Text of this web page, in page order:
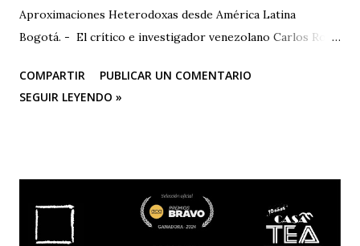
Aproximaciones Heterodoxas desde América Latina
Bogotá. - El crítico e investigador venezolano Carlos Rojas
Experimental de las Artes (UNEARTE), de Venezuela, en la
nueva edición del XIV Congreso Internacional El Cuerpo en
Francisco José de Caldas (Bogotá, Colombia). El congreso
cuenta con el respaldo de instituciones académicas de gran
prestigio como la Universidad Michoacana de San Nicolás
COMPARTIR
PUBLICAR UN COMENTARIO
SEGUIR LEYENDO »